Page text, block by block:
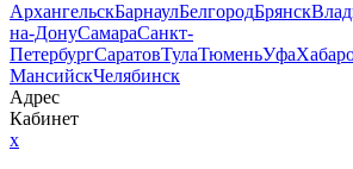
АрхангельскБарнаулБелгородБрянск
на-ДонуСамараСанкт-
ПетербургСаратовТулаТюменьУфа
МансийскЧелябинск
Адрес
Кабинет
x